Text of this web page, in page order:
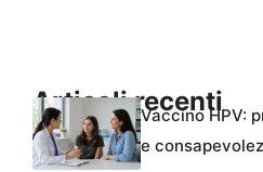
Articoli recenti
Vaccino HPV:
e